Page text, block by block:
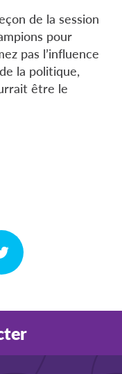
de la session
pour
pas l’influence
la politique,
être le